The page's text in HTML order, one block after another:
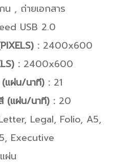
, ถ่ายเอกสาร
USB 2.0
: 2400x600
: 2400x600
แผ่น/นาที) : 21
(แผ่น/นาที) : 20
Legal, Folio, A5,
Executive
ผ่น